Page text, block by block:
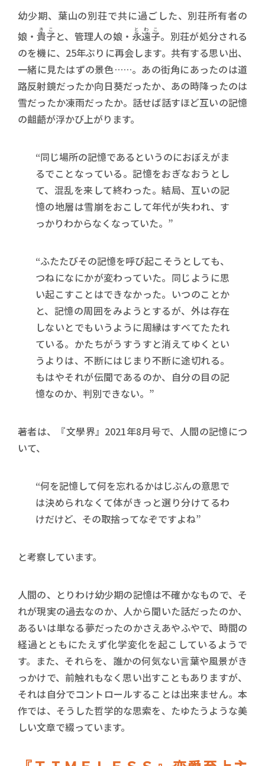
幼少期、葉山の別荘で共に過ごした、別荘所有者の
娘・ 貴子
きこ と、管理人の娘・ 永遠子
とわこ 。別荘が処分される
のを機に、25年ぶりに再会します。共有する思い出、
一緒に見たはずの景色……。あの街角にあったのは道
路反射鏡だったか向日葵だったか、あの時降ったのは
雪だったか凍雨だったか。話せば話すほど互いの記憶
の齟齬が浮かび上がります。
“同じ場所の記憶であるというのにおぼえがま
るでことなっている。記憶をおぎなおうとし
て、混乱を来して終わった。結局、互いの記
憶の地層は雪崩をおこして年代が失われ、す
っかりわからなくなっていた。”
“ふたたびその記憶を呼び起こそうとしても、
つねになにかが変わっていた。同じように思
い起こすことはできなかった。いつのことか
と、記憶の周囲をみようとするが、外は存在
しないとでもいうように周縁はすべてたたれ
ている。かたちがうすうすと消えてゆくとい
うよりは、不断にはじまり不断に途切れる。
もはやそれが伝聞であるのか、自分の目の記
憶なのか、判別できない。”
著者は、『文學界』2021年8月号で、人間の記憶につ
いて、
“何を記憶して何を忘れるかはじぶんの意思で
は決められなくて体がきっと選り分けてるわ
けだけど、その取捨ってなぞですよね”
と考察しています。
人間の、とりわけ幼少期の記憶は不確かなもので、そ
れが現実の過去なのか、人から聞いた話だったのか、
あるいは単なる夢だったのかさえあやふやで、時間の
経過とともにたえず化学変化を起こしているようで
す。また、それらを、誰かの何気ない言葉や風景がき
っかけで、前触れもなく思い出すこともありますが、
それは自分でコントロールすることは出来ません。本
作では、そうした哲学的な思索を、たゆたうような美
しい文章で綴っています。